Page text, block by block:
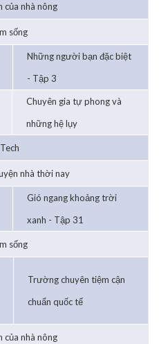
của nhà nông
sống
Những người bạn đặc biệt
- Tập 3
Chuyên gia tự phong và
những hệ lụy
nhà thời nay
Gió ngang khoảng trời
xanh - Tập 31
sống
Trường chuyên tiệm cận
chuẩn quốc tế
của nhà nông